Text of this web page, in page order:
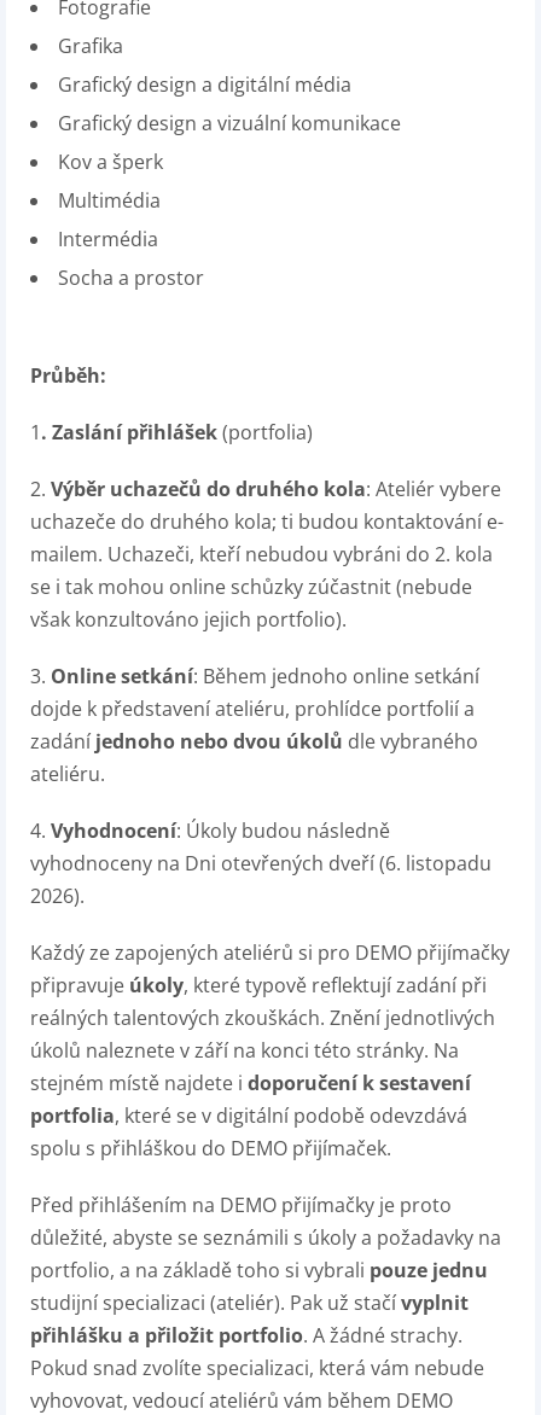
Fotografie
Grafika
Grafický design a digitální média
Grafický design a vizuální komunikace
Kov a šperk
Multimédia
Intermédia
Socha a prostor
Průběh:
1. Zaslání přihlášek(portfolia)
2. Výběr uchazečů do druhého kola: Ateliér vybere
uchazeče do druhého kola; ti budou kontaktování e-
mailem. Uchazeči, kteří nebudou vybráni do 2. kola
se i tak mohou online schůzky zúčastnit (nebude
však konzultováno jejich portfolio).
3. Online setkání: Během jednoho online setkání
dojde k představení ateliéru, prohlídce portfolií a
zadání jednoho nebo dvou úkolů dle vybraného
ateliéru.
4. Vyhodnocení: Úkoly budou následně
vyhodnoceny na Dni otevřených dveří (6. listopadu
2026).
Každý ze zapojených ateliérů si pro DEMO přijímačky
připravuje úkoly, které typově reflektují zadání při
reálných talentových zkouškách. Znění jednotlivých
úkolů naleznete v září na konci této stránky. Na
stejném místě najdete i doporučení k sestavení
portfolia, které se v digitální podobě odevzdává
spolu s přihláškou do DEMO přijímaček.
Před přihlášením na DEMO přijímačky je proto
důležité, abyste se seznámili s úkoly a požadavky na
portfolio, a na základě toho si vybrali pouze jednu
studijní specializaci (ateliér). Pak už stačívyplnit
přihlášku a přiložit portfolio. A žádné strachy.
Pokud snad zvolíte specializaci, která vám nebude
vyhovovat, vedoucí ateliérů vám během DEMO